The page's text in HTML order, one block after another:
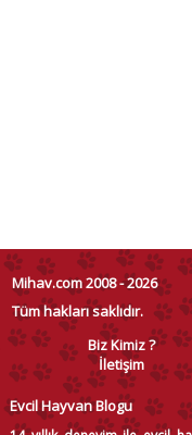
Mihav.com 2008 - 2026
Tüm hakları saklıdır.
Biz Kimiz ?
İletişim
Evcil Hayvan Blogu